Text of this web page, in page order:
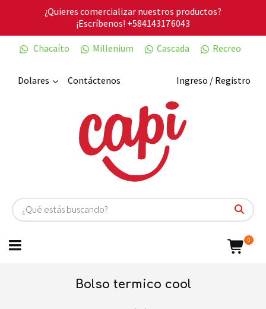
¿Quieres comercializar nuestros productos?
¡Escríbenos!+584143176043
Chacaíto
Millenium Cascada Recreo
Dolares Ingreso / Registro
Contáctenos
0
bolso termico cool